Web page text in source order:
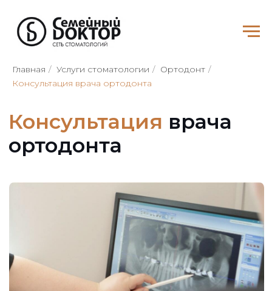
Главная / Услуги стоматологии / Ортодонт /
Консультация врача ортодонта
Консультацияврача
На первичной консультации доктор